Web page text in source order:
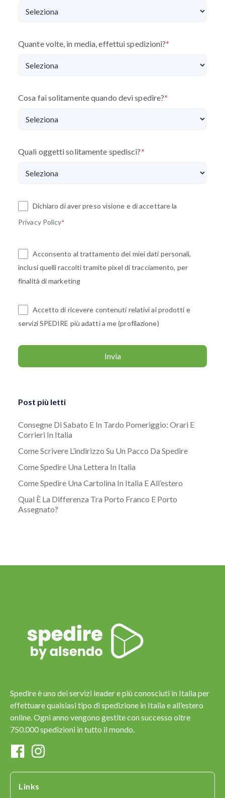
Quante volte, in media, effettui spedizioni?*
Cosa fai solitamente quando devi spedire?*
Quali oggetti solitamente spedisci?*
Dichiaro di aver preso visione e di accettare la
Privacy Policy*
Acconsento al trattamento dei miei dati personali,
inclusi quelli raccolti tramite pixel di tracciamento, per
finalità di marketing
Accetto di ricevere contenuti relativi ai prodotti e
servizi SPEDIRE più adatti a me (profilazione)
Post più letti
Consegne Di Sabato E In Tardo Pomeriggio: Orari E
Corrieri In Italia
Come Scrivere L’indirizzo Su Un Pacco Da Spedire
Come Spedire Una Lettera In Italia
Come Spedire Una Cartolina In Italia E All’estero
Qual È La Differenza Tra Porto Franco E Porto
Assegnato?
Spedire è uno dei servizi leader e più conosciuti in Italia per
effettuare qualsiasi tipo di spedizione in Italia e all’estero
online. Ogni anno vengono gestite con successo oltre
750.000 spedizioni in tutto il mondo.
Links